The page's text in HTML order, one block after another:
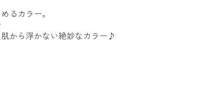
るカラー。
から浮かない絶妙なカラー♪